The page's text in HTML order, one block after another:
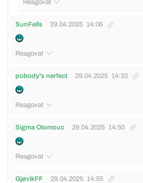
Reagovat
SunFells 29.04.2025 14:06
Reagovat
pobody's nerfect 29.04.2025 14:33
Reagovat
Sigma Olomouc 29.04.2025 14:50
Reagovat
GjøvikFF 29.04.2025 14:55